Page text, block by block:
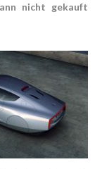
nicht gekauft